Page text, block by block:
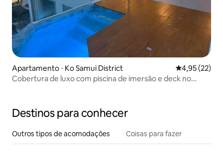
Apartamento ⋅ Ko Samui District 4,95 de uma
4,95 (22)
Cobertura de luxo com piscina de imersão e deck no
Destinos para conhecer
Outros tipos de acomodações Coisas para fazer